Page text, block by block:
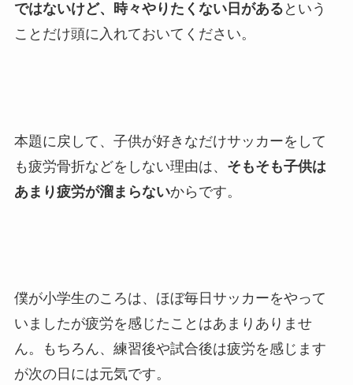
ではないけど、時々やりたくない日がある という
ことだけ頭に入れておいてください。
本題に戻して、子供が好きなだけサッカーをして
も疲労骨折などをしない理由は、 そもそも子供は
あまり疲労が溜まらないからです。
僕が小学生のころは、ほぼ毎日サッカーをやって
いましたが疲労を感じたことはあまりありませ
ん。もちろん、練習後や試合後は疲労を感じます
が次の日には元気です。